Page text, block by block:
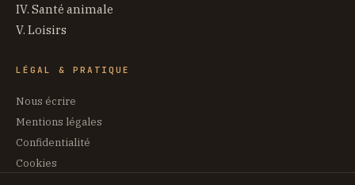
IV. Santé animale
V. Loisirs
LÉGAL & PRATIQUE
Nous écrire
Mentions légales
Confidentialité
Cookies